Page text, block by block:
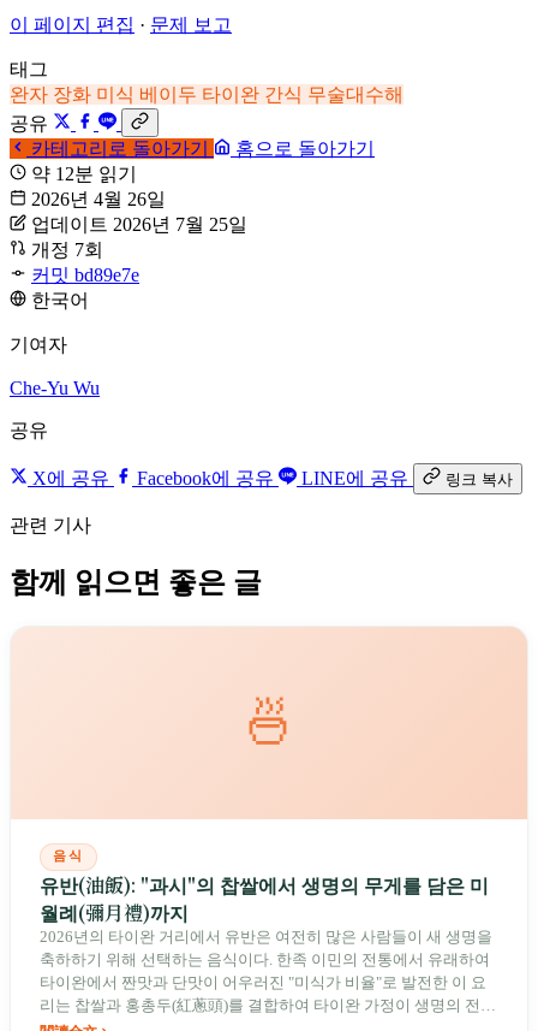
이 페이지 편집 · 문제 보고
태그
완자 장화 미식 베이두 타이완 간식 무술대수해
공유
카테고리로 돌아가기
홈으로 돌아가기
약 12분 읽기
2026년 4월 26일
업데이트 2026년 7월 25일
개정 7회
커밋 bd89e7e
한국어
기여자
Che-Yu Wu
공유
X에 공유 Facebook에 공유 LINE에 공유 링크 복사
관련 기사
함께 읽으면 좋은 글
🍜
음식
유반(油飯): "과시"의 찹쌀에서 생명의 무게를 담은 미
월례(彌月禮)까지
2026년의 타이완 거리에서 유반은 여전히 많은 사람들이 새 생명을
축하하기 위해 선택하는 음식이다. 한족 이민의 전통에서 유래하여
타이완에서 짠맛과 단맛이 어우러진 "미식가 비율"로 발전한 이 요
리는 찹쌀과 홍총두(紅蔥頭)를 결합하여 타이완 가정이 생명의 전환